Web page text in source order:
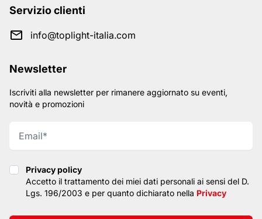
Servizio clienti
info@toplight-italia.com
Newsletter
Iscriviti alla newsletter per rimanere aggiornato su eventi,
novità e promozioni
Privacy policy
Privacy policy
Accetto il trattamento dei miei dati personali ai sensi del D.
Lgs. 196/2003 e per quanto dichiarato nella Privacy